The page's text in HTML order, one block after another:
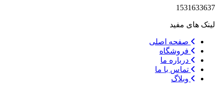
1531633637
لینک های مفید
صفحه اصلی
فروشگاه
درباره ما
تماس با ما
وبلاگ